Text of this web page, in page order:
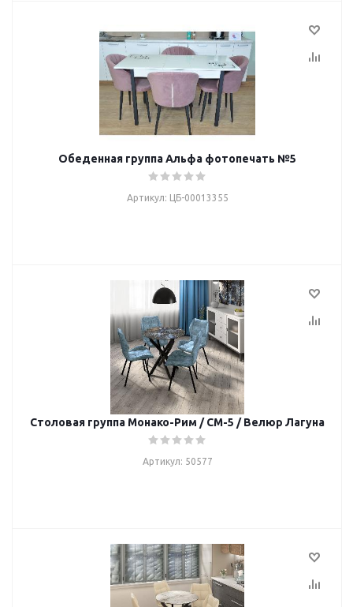
Обеденная группа Альфа фотопечать №5
Артикул: ЦБ-00013355
Столовая группа Монако-Рим / СМ-5 / Велюр Лагуна
Артикул: 50577